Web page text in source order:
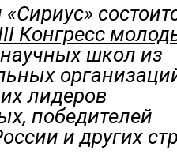
Конгресс
школ из
лидеров
победителей
и других